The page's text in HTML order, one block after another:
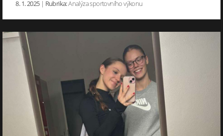
8. 1. 2025 | Rubrika:Analýza sportovního výkonu